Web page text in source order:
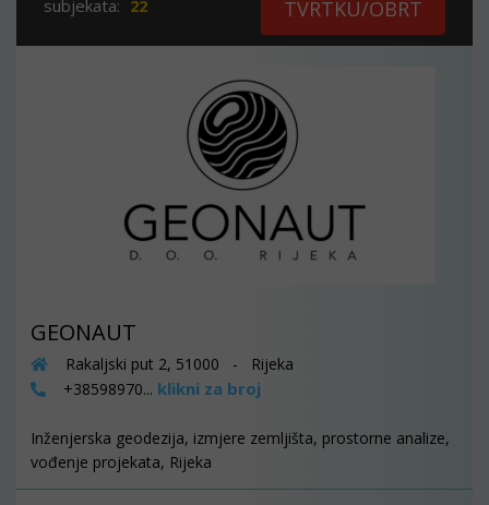
subjekata: 22 TVRTKU/OBRT
GEONAUT
Rakaljski put 2, 51000 - Rijeka
+38598970... klikni za broj
Inženjerska geodezija, izmjere zemljišta, prostorne analize,
vođenje projekata, Rijeka